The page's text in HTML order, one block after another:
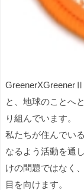
と、地球のことへ
り組んでいます。
私たちが住んでい
なるよう活動を通
けの問題ではなく
目を向けます。